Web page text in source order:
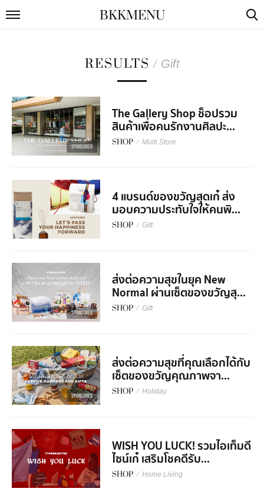
BKKMENU
RESULTS / Gift
SPONSORED
The Gallery Shop ช็อปรวม
สินค้าเพื่อคนรักงานศิลปะ...
SHOP / Multi Store
4 แบรนด์ของขวัญสุดเก๋ ส่ง
มอบความประทับใจให้คนพิ...
SHOP / Gift
SPONSORED
ส่งต่อความสุขในยุค New
Normal ผ่านเซ็ตของขวัญสุ...
SHOP / Gift
SPONSORED
ส่งต่อความสุขที่คุณเลือกได้กับ
เซ็ตของขวัญคุณภาพจา...
SHOP / Holiday
WISH YOU LUCK! รวมไอเท็มดี
ไซน์เก๋ เสริมโชคดีรับ...
SHOP / Home Living